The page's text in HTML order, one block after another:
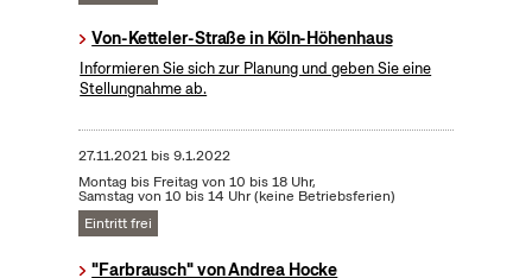
Von-Ketteler-Straße in Köln-Höhenhaus
Informieren Sie sich zur Planung und geben Sie eine
Stellungnahme ab.
27.11.2021bis9.1.2022
Montag bis Freitag von 10 bis 18 Uhr,
Samstag von 10 bis 14 Uhr (keine Betriebsferien)
Eintritt frei
"Farbrausch" von Andrea Hocke